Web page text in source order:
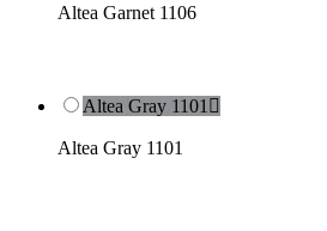
Altea Garnet 1106
Altea Gray 1101 
Altea Gray 1101